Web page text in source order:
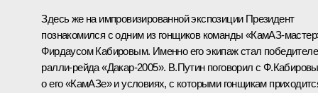
Здесь же на импровизированной экспозиции Президент
познакомился с одним из гонщиков команды «КамАЗ-
Фирдаусом Кабировым. Именно его экипаж стал
ралли-рейда «Дакар-2005». В.Путин поговорил с
о его «КамАЗе» и условиях, с которыми гонщикам